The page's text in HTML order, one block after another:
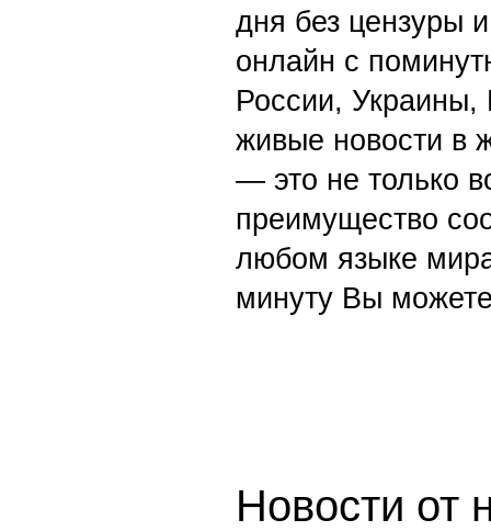
дня без цензуры
онлайн с
России,
живые новости в
— это не только
преимущество
любом языке
минуту Вы
Новости от